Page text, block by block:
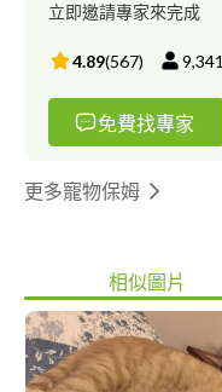
立即邀請專家來完成
4.89(567) 9,341
免費找專家
更多寵物保姆
相似圖片